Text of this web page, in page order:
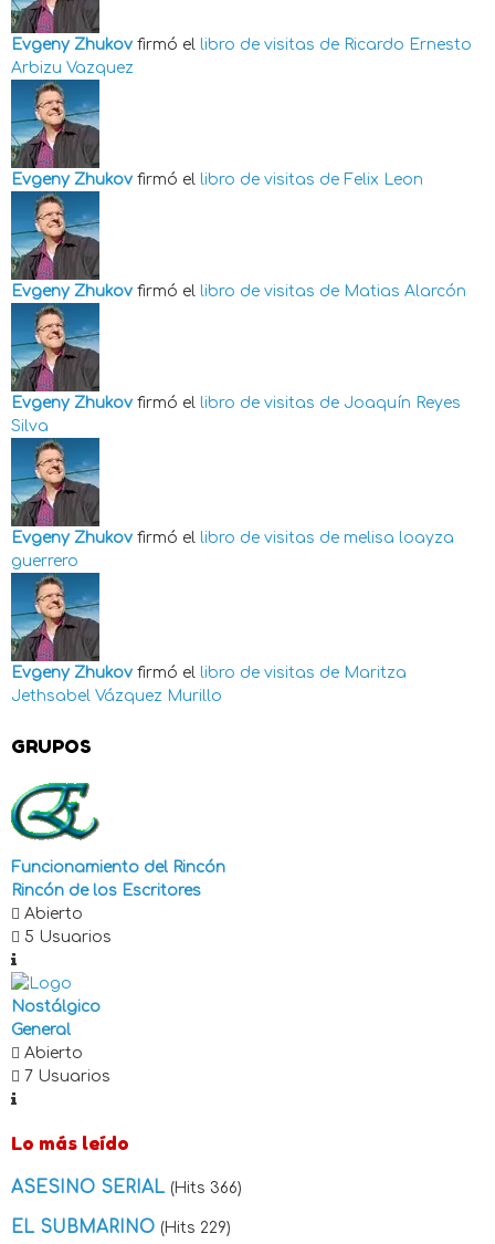
Evgeny Zhukov firmó el libro de visitas de Ricardo Ernesto
Arbizu Vazquez
Evgeny Zhukov firmó el libro de visitas de Felix Leon
Evgeny Zhukov firmó el libro de visitas de Matias Alarcón
Evgeny Zhukov firmó el libro de visitas de Joaquín Reyes
Silva
Evgeny Zhukov firmó el libro de visitas de melisa loayza
guerrero
Evgeny Zhukov firmó el libro de visitas de Maritza
Jethsabel Vázquez Murillo
GRUPOS
Funcionamiento del Rincón
Rincón de los Escritores
Abierto
5 Usuarios
Nostálgico
General
Abierto
7 Usuarios
Lo más leído
ASESINO SERIAL (Hits 366)
EL SUBMARINO (Hits 229)